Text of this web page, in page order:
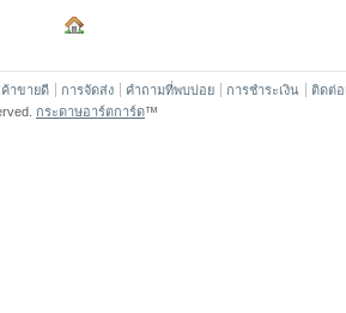
าขายดี การจัดส่ง คำถามที่พบบ่อย การชำระเงิน
ติดต่อ
กระดาษอาร์ตการ์ด™